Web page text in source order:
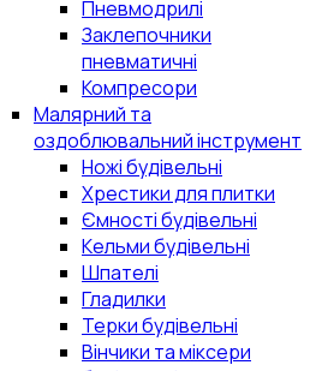
Пневмодрилі
Заклепочники
пневматичні
Компресори
Малярний та
оздоблювальний інструмент
Ножі будівельні
Хрестики для плитки
Ємності будівельні
Кельми будівельні
Шпателі
Гладилки
Терки будівельні
Вінчики та міксери